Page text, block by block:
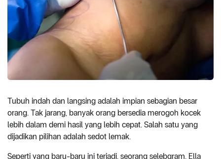
Tubuh indah dan langsing adalah impian sebagian besar
orang. Tak jarang, banyak orang bersedia merogoh kocek
lebih dalam demi hasil yang lebih cepat. Salah satu yang
dijadikan pilihan adalah sedot lemak.
Seperti yang baru-baru ini terjadi, seorang selebgram, Ella